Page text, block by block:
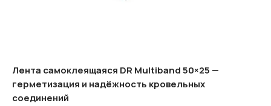
Лента самоклеящаяся DR Multiband 50×25 —
герметизация и надёжность кровельных
соединений